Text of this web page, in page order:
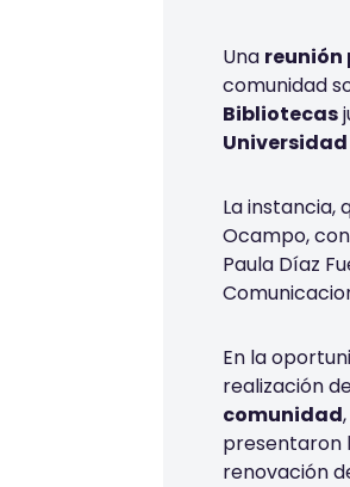
Una reunión
comunidad
Bibliotecas
La instancia,
Ocampo,
Paula Díaz
En la
realización
comunidad
presentaron
renovación